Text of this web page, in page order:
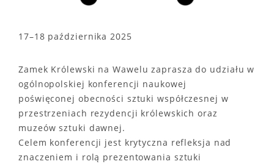
17–18 października 2025
Zamek Królewski na Wawelu zaprasza do udziału w
ogólnopolskiej konferencji naukowej
poświęconej obecności sztuki współczesnej w
przestrzeniach rezydencji królewskich oraz
muzeów sztuki dawnej.
Celem konferencji jest krytyczna refleksja nad
znaczeniem i rolą prezentowania sztuki